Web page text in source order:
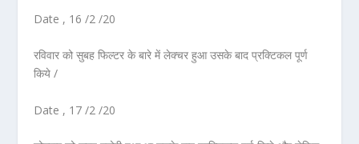
Date , 16 /2 /20
रविवार को सुबह फिल्टर के बारे में लेक्चर हुआ उसके बाद प्रक्टिकल पूर्ण
किये /
Date , 17 /2 /20